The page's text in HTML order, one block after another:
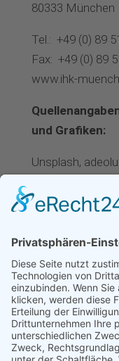
80333 München
Tel.: +49 (0) 89
Fax: +49 (0) 89
www.ihk-
und Grafiken:
Unsplash,
Unsplash,
Ein Service